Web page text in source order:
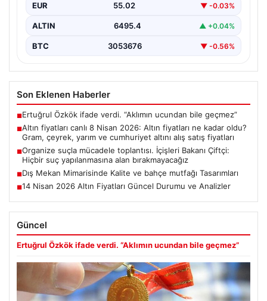
EUR 55.02 ▼ -0.03%
ALTIN 6495.4 ▲ +0.04%
BTC 3053676 ▼ -0.56%
Son Eklenen Haberler
■Ertuğrul Özkök ifade verdi. “Aklımın ucundan bile geçmez”
■Altın fiyatları canlı 8 Nisan 2026: Altın fiyatları ne kadar oldu?
Gram, çeyrek, yarım ve cumhuriyet altını alış satış fiyatları
■Organize suçla mücadele toplantısı. İçişleri Bakanı Çiftçi:
Hiçbir suç yapılanmasına alan bırakmayacağız
■Dış Mekan Mimarisinde Kalite ve bahçe mutfağı Tasarımları
■14 Nisan 2026 Altın Fiyatları Güncel Durumu ve Analizler
Güncel
Ertuğrul Özkök ifade verdi. “Aklımın ucundan bile geçmez”